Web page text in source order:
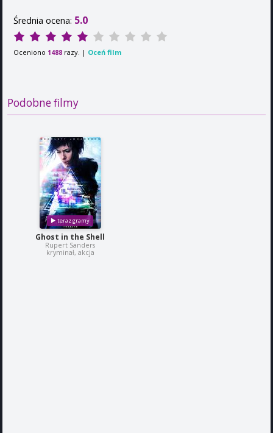
Średnia ocena: 5.0
Oceniono 1488 razy. | Oceń film
Podobne filmy
Ghost in the Shell
Rupert Sanders
kryminał, akcja